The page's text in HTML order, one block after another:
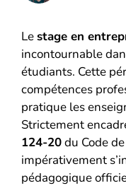
Lestage en
incontournable
étudiants. Cette
compétences
pratique les
Strictement
124-20du Code
impérativement
pédagogique